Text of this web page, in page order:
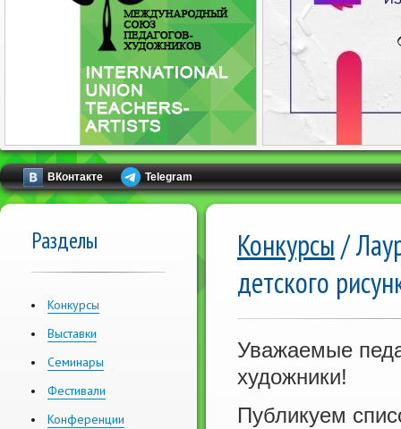
ВКонтакте Telegram
Разделы
Конкурсы
Выставки
Семинары
Фестивали
Конференции
Конкурсы/
детского
Уважаемые
художники!
Публикуем